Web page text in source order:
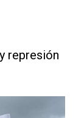
represión